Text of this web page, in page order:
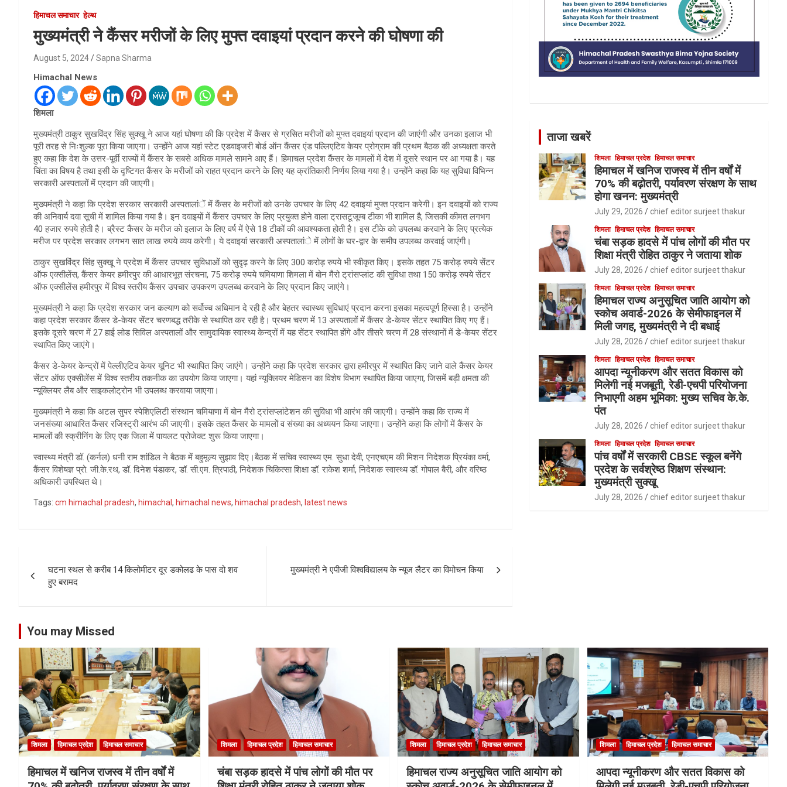
हिमाचल समाचार हेल्थ
मुख्यमंत्री ने कैंसर मरीजों के लिए मुफ्त दवाइयां प्रदान करने की घोषणा की
August 5, 2024 Sapna Sharma
Himachal News
शिमला
मुख्यमंत्री ठाकुर सुखविंद्र सिंह सुक्खू ने आज यहां घोषणा की कि प्रदेश में कैंसर से ग्रसित मरीजों को मुफ्त दवाइयां प्रदान की जाएंगी और उनका इलाज भी
पूरी तरह से निःशुल्क पूरा किया जाएगा। उन्होंने आज यहां स्टेट एडवाइजरी बोर्ड ऑन कैंसर एंड पल्लिएटिव केयर प्रोग्राम की प्रथम बैठक की अध्यक्षता करते
हुए कहा कि देश के उत्तर-पूर्वी राज्यों में कैंसर के सबसे अधिक मामले सामने आए हैं। हिमाचल प्रदेश कैंसर के मामलों में देश में दूसरे स्थान पर आ गया है। यह
चिंता का विषय है तथा इसी के दृष्टिगत कैंसर के मरीजों को राहत प्रदान करने के लिए यह क्रांतिकारी निर्णय लिया गया है। उन्होंने कहा कि यह सुविधा विभिन्न
सरकारी अस्पतालों में प्रदान की जाएगी।
मुख्यमंत्री ने कहा कि प्रदेश सरकार सरकारी अस्पतालांें में कैंसर के मरीजों को उनके उपचार के लिए 42 दवाइयां मुफ्त प्रदान करेगी। इन दवाइयों को राज्य
की अनिवार्य दवा सूची में शामिल किया गया है। इन दवाइयों में कैंसर उपचार के लिए प्रयुक्त होने वाला ट्रासटूजूम्ब टीका भी शामिल है, जिसकी कीमत लगभग
40 हजार रुपये होती है। ब्रैस्ट कैंसर के मरीज को इलाज के लिए वर्ष में ऐसे 18 टीकों की आवश्यकता होती है। इस टीके को उपलब्ध करवाने के लिए प्रत्येक
मरीज पर प्रदेश सरकार लगभग सात लाख रुपये व्यय करेगी। ये दवाइयां सरकारी अस्पतालांे में लोगों के घर-द्वार के समीप उपलब्ध करवाई जाएंगी।
ठाकुर सुखविंद्र सिंह सुक्खू ने प्रदेश में कैंसर उपचार सुविधाओं को सुदृढ़ करने के लिए 300 करोड़ रुपये भी स्वीकृत किए। इसके तहत 75 करोड़ रुपये सेंटर
ऑफ एक्सीलेंस, कैंसर केयर हमीरपुर की आधारभूत संरचना, 75 करोड़ रुपये चमियाणा शिमला में बोन मैरो ट्रांसप्लांट की सुविधा तथा 150 करोड़ रुपये सेंटर
ऑफ एक्सीलेंस हमीरपुर में विश्व स्तरीय कैंसर उपचार उपकरण उपलब्ध करवाने के लिए प्रदान किए जाएंगे।
मुख्यमंत्री ने कहा कि प्रदेश सरकार जन कल्याण को सर्वोच्च अधिमान दे रही है और बेहतर स्वास्थ्य सुविधाएं प्रदान करना इसका महत्वपूर्ण हिस्सा है। उन्होंने
कहा प्रदेश सरकार कैंसर डे-केयर सेंटर चरणबद्ध तरीके से स्थापित कर रही है। प्रथम चरण में 13 अस्पतालों में कैंसर डे-केयर सेंटर स्थापित किए गए हैं।
इसके दूसरे चरण में 27 हाई लोड सिविल अस्पतालों और सामुदायिक स्वास्थ्य केन्द्रों में यह सेंटर स्थापित होंगे और तीसरे चरण में 28 संस्थानों में डे-केयर सेंटर
स्थापित किए जाएंगे।
कैंसर डे-केयर केन्द्रों में पेल्लीएटिव केयर यूनिट भी स्थापित किए जाएंगे। उन्होंने कहा कि प्रदेश सरकार द्वारा हमीरपुर में स्थापित किए जाने वाले कैंसर केयर
सेंटर ऑफ एक्सीलेंस में विश्व स्तरीय तकनीक का उपयोग किया जाएगा। यहां न्यूक्लियर मेडिसन का विशेष विभाग स्थापित किया जाएगा, जिसमें बड़ी क्षमता की
न्यूक्लियर लैब और साइकलोट्रोन भी उपलब्ध करवाया जाएगा।
मुख्यमंत्री ने कहा कि अटल सुपर स्पेशिएलिटी संस्थान चमियाणा में बोन मैरो ट्रांसप्लांटेशन की सुविधा भी आरंभ की जाएगी। उन्होंने कहा कि राज्य में
जनसंख्या आधारित कैंसर रजिस्ट्री आरंभ की जाएगी। इसके तहत कैंसर के मामलों व संख्या का अध्ययन किया जाएगा। उन्होंने कहा कि लोगों में कैंसर के
मामलों की स्क्रीनिंग के लिए एक जिला में पायलट प्रोजेक्ट शुरू किया जाएगा।
स्वास्थ्य मंत्री डॉ. (कर्नल) धनी राम शांडिल ने बैठक में बहुमूल्य सुझाव दिए।बैठक में सचिव स्वास्थ्य एम. सुधा देवी, एनएचएम की मिशन निदेशक प्रियंका वर्मा,
कैंसर विशेषज्ञ प्रो. जी.के.रथ, डॉ. दिनेश पंडाकर, डॉ. सी.एम. त्रिपाठी, निदेशक चिकित्सा शिक्षा डॉ. राकेश शर्मा, निदेशक स्वास्थ्य डॉ. गोपाल बैरी, और वरिष्ठ
अधिकारी उपस्थित थे।
Tags: cm himachal pradesh, himachal, himachal news, himachal pradesh, latest news
navigation
घटना स्थल से करीब 14 किलोमीटर दूर डकोलढ के पास दो शव
हुए बरामद
मुख्यमंत्री ने एपीजी विश्वविद्यालय के न्यूज लैटर का विमोचन किया
ताजा खबरें
शिमला हिमाचल प्रदेश हिमाचल समाचार
हिमाचल में खनिज राजस्व में तीन वर्षों में
70% की बढ़ोतरी, पर्यावरण संरक्षण के साथ
होगा खनन: मुख्यमंत्री
July 29, 2026 chief editor surjeet thakur
शिमला हिमाचल प्रदेश हिमाचल समाचार
चंबा सड़क हादसे में पांच लोगों की मौत पर
शिक्षा मंत्री रोहित ठाकुर ने जताया शोक
July 28, 2026 chief editor surjeet thakur
शिमला हिमाचल प्रदेश हिमाचल समाचार
हिमाचल राज्य अनुसूचित जाति आयोग को
स्कोच अवार्ड-2026 के सेमीफाइनल में
मिली जगह, मुख्यमंत्री ने दी बधाई
July 28, 2026 chief editor surjeet thakur
शिमला हिमाचल प्रदेश हिमाचल समाचार
आपदा न्यूनीकरण और सतत विकास को
मिलेगी नई मजबूती, रेडी-एचपी परियोजना
निभाएगी अहम भूमिका: मुख्य सचिव के.के.
पंत
July 28, 2026 chief editor surjeet thakur
शिमला हिमाचल प्रदेश हिमाचल समाचार
पांच वर्षों में सरकारी CBSE स्कूल बनेंगे
प्रदेश के सर्वश्रेष्ठ शिक्षण संस्थान:
मुख्यमंत्री सुक्खू
July 28, 2026 chief editor surjeet thakur
You may Missed
शिमला हिमाचल प्रदेश हिमाचल समाचार
हिमाचल में खनिज राजस्व में तीन वर्षों में
शिमला हिमाचल प्रदेश हिमाचल समाचार
चंबा सड़क हादसे में पांच लोगों की मौत पर
शिमला हिमाचल प्रदेश हिमाचल समाचार
हिमाचल राज्य अनुसूचित जाति आयोग को
शिमला हिमाचल प्रदेश हिमाचल समाचार
आपदा न्यूनीकरण और सतत विकास को